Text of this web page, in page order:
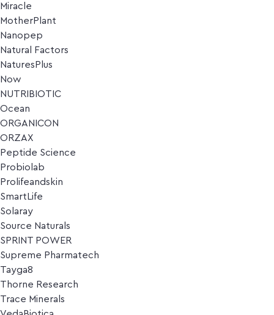
Miracle
MotherPlant
Nanopep
Natural Factors
NaturesPlus
Now
NUTRIBIOTIC
Ocean
ORGANICON
ORZAX
Peptide Science
Probiolab
Prolifeandskin
SmartLife
Solaray
Source Naturals
SPRINT POWER
Supreme Pharmatech
Tayga8
Thorne Research
Trace Minerals